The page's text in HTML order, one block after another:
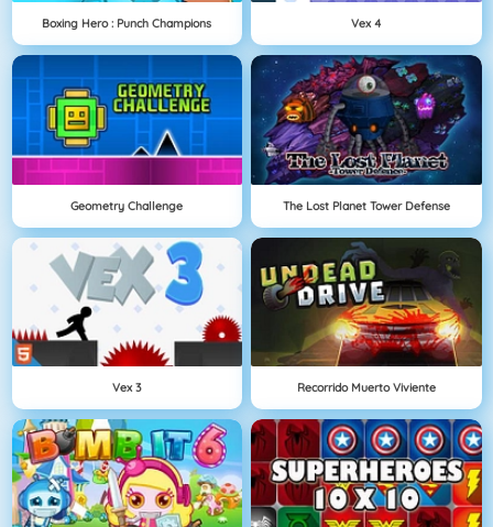
Boxing Hero : Punch Champions Vex 4
Geometry Challenge The Lost Planet Tower Defense
Vex 3 Recorrido Muerto Viviente